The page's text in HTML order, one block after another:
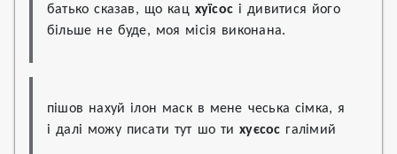
батько сказав, що кац хуїсос і дивитися його
більше не буде, моя місія виконана.
пішов нахуй ілон маск в мене чеська сімка, я
і далі можу писати тут шо ти хуєсос галімий